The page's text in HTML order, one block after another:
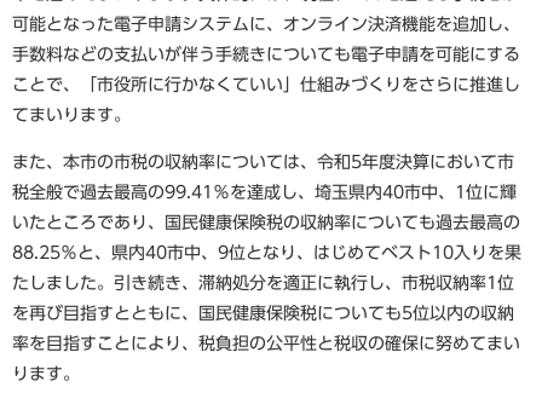
可能となった電子申請システムに、オンライン決済機能を追加し、
手数料などの支払いが伴う手続きについても電子申請を可能にする
ことで、「市役所に行かなくていい」仕組みづくりをさらに推進し
てまいります。
また、本市の市税の収納率については、令和5年度決算において市
税全般で過去最高の99.41％を達成し、埼玉県内40市中、1位に輝
いたところであり、国民健康保険税の収納率についても過去最高の
88.25％と、県内40市中、9位となり、はじめてベスト10入りを果
たしました。引き続き、滞納処分を適正に執行し、市税収納率1位
を再び目指すとともに、国民健康保険税についても5位以内の収納
率を目指すことにより、税負担の公平性と税収の確保に努めてまい
ります。